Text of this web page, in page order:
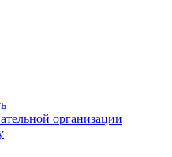
организации